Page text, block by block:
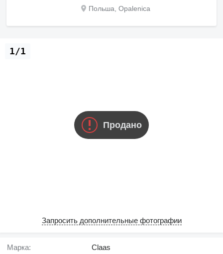
Польша, Opalenica
Продано
1/1
Запросить дополнительные фотографии
Марка: Claas